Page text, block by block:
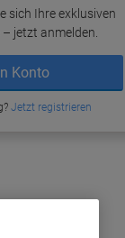
sich Ihre exklusiven
jetzt anmelden.
Konto
Jetzt registrieren
Bürobedarf